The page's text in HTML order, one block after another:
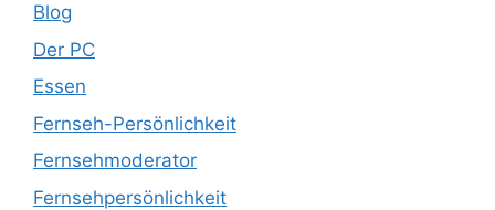
Blog
Der PC
Essen
Fernseh-Persönlichkeit
Fernsehmoderator
Fernsehpersönlichkeit